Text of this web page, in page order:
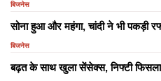
बिजनेस
सोना हुआ और महंगा, चांदी ने भी पकड़ी
बिजनेस
​​​​​​​बढ़त के साथ खुला सेंसेक्स, निफ्टी फिसला